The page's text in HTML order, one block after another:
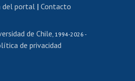
de Movilidad Estudiantil
Cursos de español
del portal| Contacto
de Chile , 1994-2026 -
de privacidad